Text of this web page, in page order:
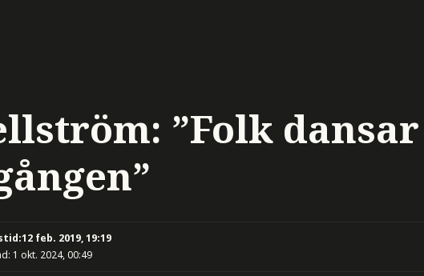
”Folk
12 feb. 2019, 19:19
1 okt. 2024, 00:49